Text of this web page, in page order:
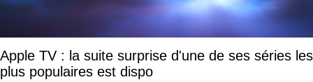
Apple TV : la suite surprise d'une de ses séries les
plus populaires est dispo